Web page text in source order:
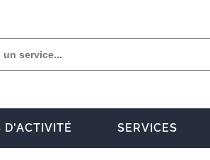
D'ACTIVITÉ SERVICES